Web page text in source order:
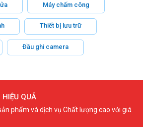
Máy chấm công
Thiết bị lưu trữ
Đầu ghi camera
HIỆU QUẢ
phẩm và dịch vụ Chất lượng cao với giá